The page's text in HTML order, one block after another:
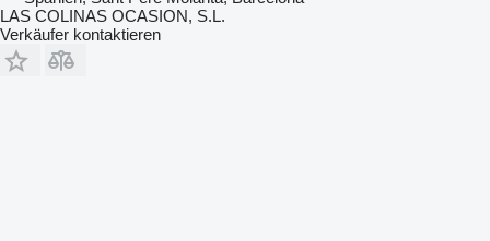
LAS COLINAS OCASION, S.L.
Verkäufer kontaktieren